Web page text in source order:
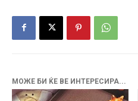
МОЖЕ БИ ЌЕ ВЕ ИНТЕРЕСИРА...